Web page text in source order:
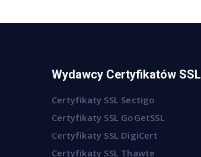
Wydawcy Certyfikatów SSL
Certyfikaty SSL Sectigo
Certyfikaty SSL GoGetSSL
Certyfikaty SSL DigiCert
Certyfikaty SSL Thawte